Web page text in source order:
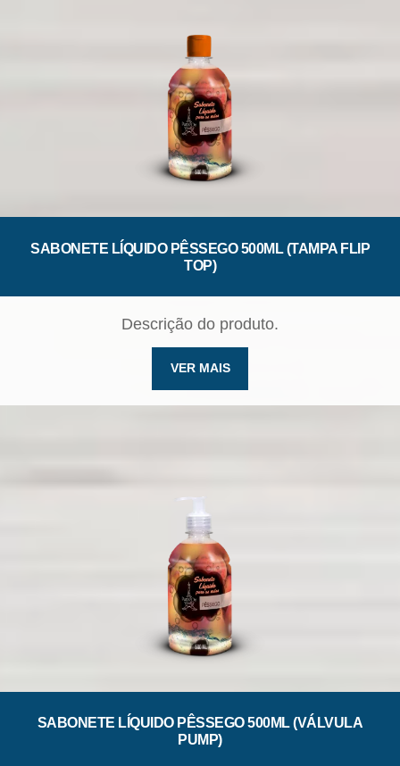
SABONETE LÍQUIDO PÊSSEGO 500ML (TAMPA FLIP
TOP)
Descrição do produto.
VER MAIS
SABONETE LÍQUIDO PÊSSEGO 500ML (VÁLVULA
PUMP)